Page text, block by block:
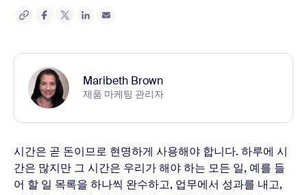
Maribeth Brown
제품 마케팅 관리자
시간은 곧 돈이므로 현명하게 사용해야 합니다. 하루에 시
간은 많지만 그 시간은 우리가 해야 하는 모든 일, 예를 들
어 할 일 목록을 하나씩 완수하고, 업무에서 성과를 내고,